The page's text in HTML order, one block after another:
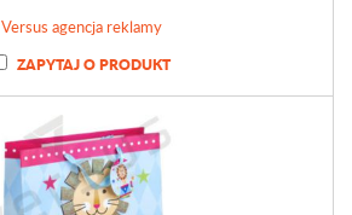
Versus agencja reklamy
ZAPYTAJ O PRODUKT